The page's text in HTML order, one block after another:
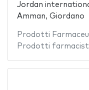
Jordan
Amman, Giordano
Prodotti
Prodotti